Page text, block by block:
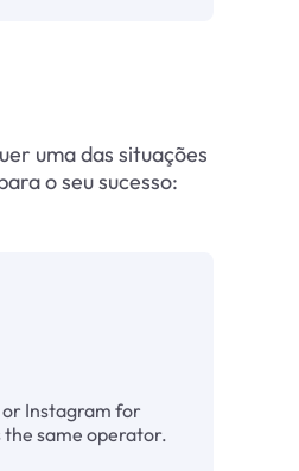
uma das situações
o seu sucesso:
or Instagram for
same operator.